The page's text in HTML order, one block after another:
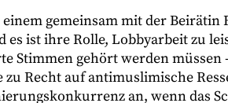
gemeinsam mit der Beirätin
es ist ihre Rolle, Lobbyarbeit zu
Stimmen gehört werden müssen
Recht auf antimuslimische
an, wenn das